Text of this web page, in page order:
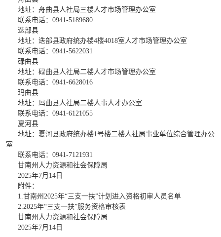
地址：舟曲县人社局三楼人才市场管理办公室
联系电话： 0941-5189680
迭部县
地址：迭部县政府统办楼4楼4018室人才市场管理办公室
联系电话： 0941-5622031
碌曲县
地址：碌曲县人社局二楼人才市场管理办公室
联系电话： 0941-6628016
玛曲县
地址：玛曲县人社局二楼人事人才办公室
联系电话： 0941-6121055
夏河县
地址：夏河县政府统办楼1号楼二楼人社局事业单位综合管理办公
室
联系电话： 0941-7121931
甘南州人力资源和社会保障局
2025年7月14日
附件：
1.甘南州2025年“三支一扶”计划进入资格初审人员名单
2.2025年“三支一扶”服务资格审核表
甘南州人力资源和社会保障局
2025年7月14日